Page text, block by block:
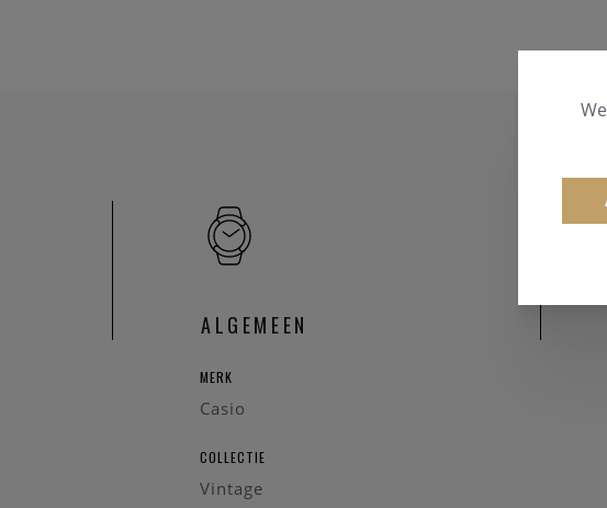
ALGEMEEN
MERK
Casio
COLLECTIE
Vintage